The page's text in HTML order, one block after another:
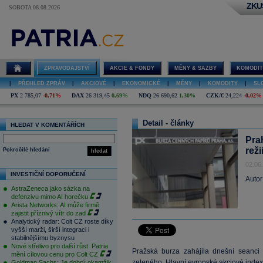
SOBOTA 08.08.2026
ZPRAVODAJSTVÍ AKCIE & FONDY MĚNY & SAZBY
PŘEHLED ZPRÁV AKCIOVÉ EKONOMICKÉ MĚNY KOMODITY
PX 2 785,07 -0,71% DAX 26 319,45 0,69% NDQ 26 690,62 1,30% CZK/€ 24,224 -0,02%
HLEDAT V KOMENTÁŘÍCH
hledat
Pokročilé hledání
INVESTIČNÍ DOPORUČENÍ
AstraZeneca jako sázka na
defenzivu mimo AI horečku
Arista Networks: AI může firmě
zajistit příznivý vítr do zad
Analytický radar: Colt CZ roste díky
vyšší marži, širší integraci i
stabilnějšímu byznysu
Nové střelivo pro další růst. Patria
mění cílovou cenu pro Colt CZ
Detail - články
Pražská burza zahájila dnešní